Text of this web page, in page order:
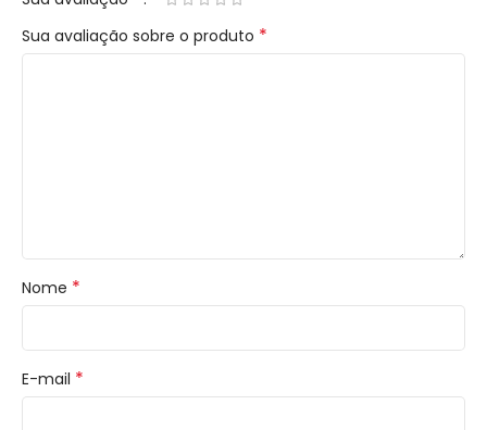
Sua avaliação sobre o produto *
Nome *
E-mail *